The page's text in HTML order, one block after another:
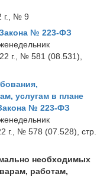
г., № 9
№ 223-ФЗ
г., № 581 (08.531),
услугам в плане
№ 223-ФЗ
г., № 578 (07.528), стр.
необходимых
работам,